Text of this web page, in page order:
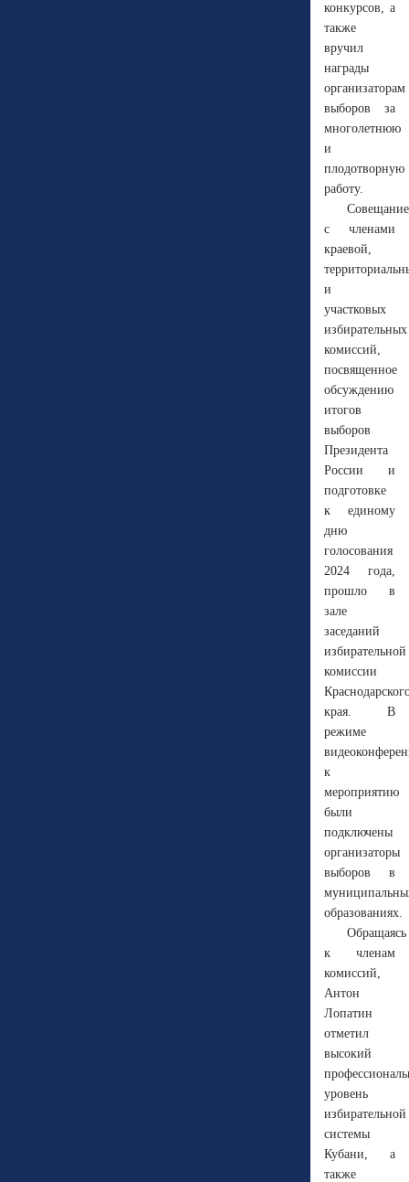
конкурсов, а
также
вручил
награды
организаторам
выборов за
многолетнюю
и
плодотворную
работу.
Совещание
с членами
краевой,
и
участковых
избирательных
комиссий,
посвященное
обсуждению
итогов
выборов
Президента
России и
подготовке
к единому
дню
голосования
2024 года,
прошло в
зале
заседаний
избирательной
комиссии
края. В
режиме
к
мероприятию
были
подключены
организаторы
выборов в
образованиях.
Обращаясь
к членам
комиссий,
Антон
Лопатин
отметил
высокий
уровень
избирательной
системы
Кубани, а
также